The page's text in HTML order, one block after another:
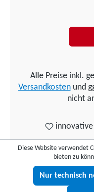
Alle Preise inkl.
Versandkostenund
nicht
innovative
Diese Website verwendet
bieten zu
Nur technisch